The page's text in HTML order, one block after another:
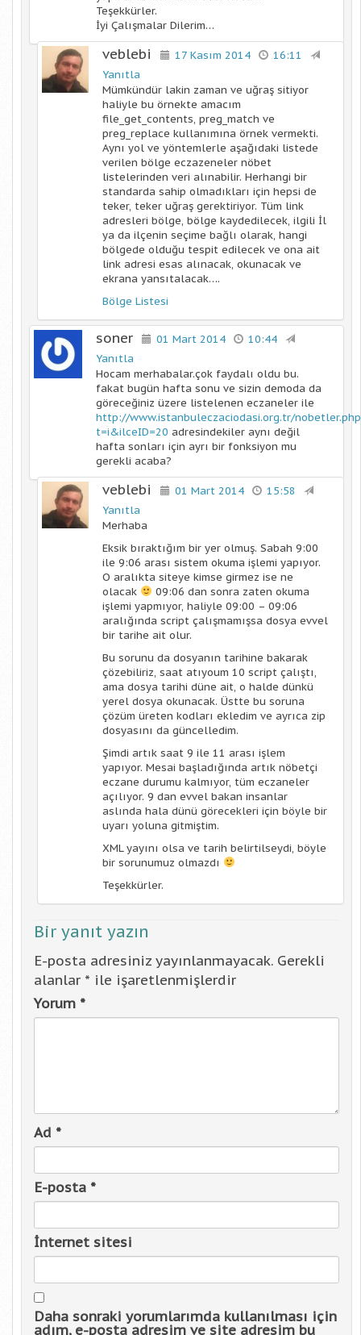
Teşekkürler.
İyi Çalışmalar Dilerim…
veblebi 17 Kasım 2014
16:11
Yanıtla
Mümkündür lakin zaman ve uğraş sitiyor
haliyle bu örnekte amacım
file_get_contents, preg_match ve
preg_replace kullanımına örnek vermekti.
Aynı yol ve yöntemlerle aşağıdaki listede
verilen bölge eczazeneler nöbet
listelerinden veri alınabilir. Herhangi bir
standarda sahip olmadıkları için hepsi de
teker, teker uğraş gerektiriyor. Tüm link
adresleri bölge, bölge kaydedilecek, ilgili İl
ya da ilçenin seçime bağlı olarak, hangi
bölgede olduğu tespit edilecek ve ona ait
link adresi esas alınacak, okunacak ve
ekrana yansıtalacak….
Bölge Listesi
soner 01 Mart 2014
10:44
Yanıtla
Hocam merhabalar.çok faydalı oldu bu.
fakat bugün hafta sonu ve sizin demoda da
göreceğiniz üzere listelenen eczaneler ile
http://www.istanbuleczaciodasi.org.tr/
t=i&ilceID=20 adresindekiler aynı değil
hafta sonları için ayrı bir fonksiyon mu
gerekli acaba?
veblebi 01 Mart 2014
15:58
Yanıtla
Merhaba
Eksik bıraktığım bir yer olmuş. Sabah 9:00
ile 9:06 arası sistem okuma işlemi yapıyor.
O aralıkta siteye kimse girmez ise ne
olacak
09:06 dan sonra zaten okuma
işlemi yapmıyor, haliyle 09:00 – 09:06
aralığında script çalışmamışsa dosya evvel
bir tarihe ait olur.
Bu sorunu da dosyanın tarihine bakarak
çözebiliriz, saat atıyoum 10 script çalıştı,
ama dosya tarihi düne ait, o halde dünkü
yerel dosya okunacak. Üstte bu soruna
çözüm üreten kodları ekledim ve ayrıca zip
dosyasını da güncelledim.
Şimdi artık saat 9 ile 11 arası işlem
yapıyor. Mesai başladığında artık nöbetçi
eczane durumu kalmıyor, tüm eczaneler
açılıyor. 9 dan evvel bakan insanlar
aslında hala dünü görecekleri için böyle bir
uyarı yoluna gitmiştim.
XML yayını olsa ve tarih belirtilseydi, böyle
bir sorunumuz olmazdı
Teşekkürler.
Bir yanıt yazın
E-posta adresiniz yayınlanmayacak. Gerekli
alanlar * ile işaretlenmişlerdir
Yorum *
Ad *
E-posta *
İnternet sitesi
Daha sonraki yorumlarımda kullanılması için
adım, e-posta adresim ve site adresim bu